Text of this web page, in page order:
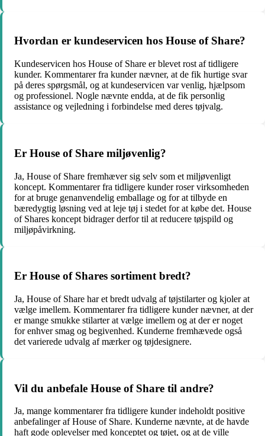
Hvordan er kundeservicen hos House of Share?
Kundeservicen hos House of Share er blevet rost af tidligere
kunder. Kommentarer fra kunder nævner, at de fik hurtige svar
på deres spørgsmål, og at kundeservicen var venlig, hjælpsom
og professionel. Nogle nævnte endda, at de fik personlig
assistance og vejledning i forbindelse med deres tøjvalg.
Er House of Share miljøvenlig?
Ja, House of Share fremhæver sig selv som et miljøvenligt
koncept. Kommentarer fra tidligere kunder roser virksomheden
for at bruge genanvendelig emballage og for at tilbyde en
bæredygtig løsning ved at leje tøj i stedet for at købe det. House
of Shares koncept bidrager derfor til at reducere tøjspild og
miljøpåvirkning.
Er House of Shares sortiment bredt?
Ja, House of Share har et bredt udvalg af tøjstilarter og kjoler at
vælge imellem. Kommentarer fra tidligere kunder nævner, at der
er mange smukke stilarter at vælge imellem og at der er noget
for enhver smag og begivenhed. Kunderne fremhævede også
det varierede udvalg af mærker og tøjdesignere.
Vil du anbefale House of Share til andre?
Ja, mange kommentarer fra tidligere kunder indeholdt positive
anbefalinger af House of Share. Kunderne nævnte, at de havde
haft gode oplevelser med konceptet og tøjet, og at de ville